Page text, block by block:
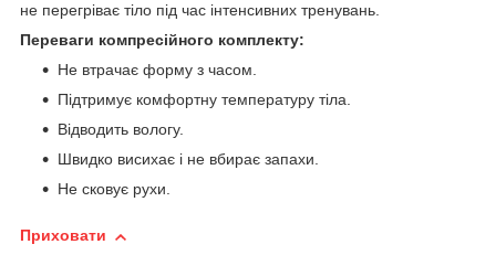
не перегріває тіло під час інтенсивних тренувань.
Переваги компресійного комплекту:
Не втрачає форму з часом.
Підтримує комфортну температуру тіла.
Відводить вологу.
Швидко висихає і не вбирає запахи.
Не сковує рухи.
Приховати